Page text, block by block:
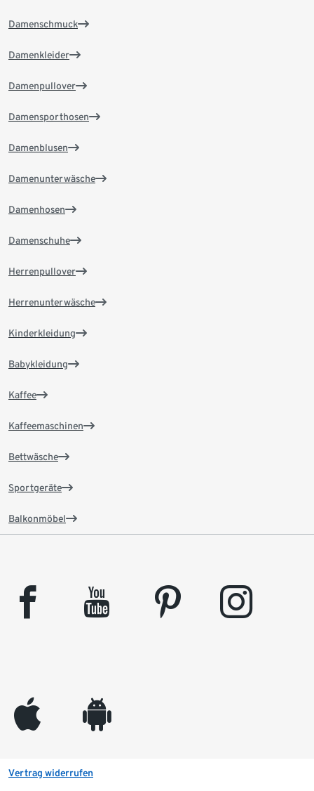
Damenschmuck
Damenkleider
Damenpullover
Damensporthosen
Damenblusen
Damenunterwäsche
Damenhosen
Damenschuhe
Herrenpullover
Herrenunterwäsche
Kinderkleidung
Babykleidung
Kaffee
Kaffeemaschinen
Bettwäsche
Sportgeräte
Balkonmöbel
facebook youtube pinterest instagram
appleinc android
Vertrag widerrufen